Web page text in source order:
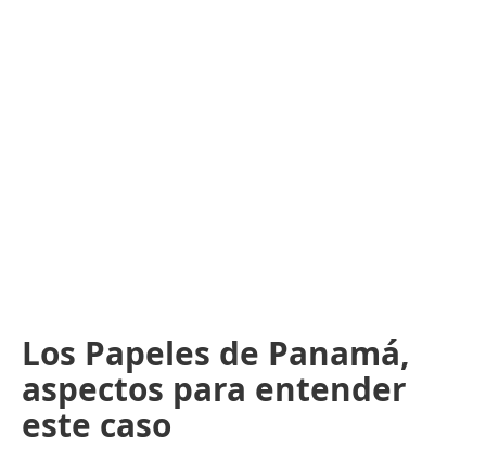
Los Papeles de Panamá,
aspectos para entender
este caso